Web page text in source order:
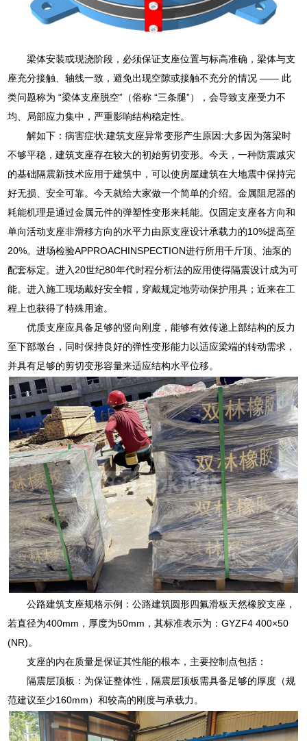
梁体安装或现浇阶段，必须保证支座位置与标高准确，梁体与支
座充分接触、轴线一致，避免出现空隙或接触不充分的情况 —— 此
类问题称为 “梁体支座脱空”（俗称 “三条腿”），会导致支座受力不
均、局部应力集中，严重影响结构稳定性。
解如下：病害症状:建筑支座异常变形产生原因:大多因为落梁时
不够平稳，建筑支座存在较大的初始剪切变形。今天，一种防震减灾
的基础隔震新技术应用于建筑中，可以使房屋建筑在大地震中保持完
好无损、安全可靠。今天就给大家做一个简单的介绍。金属阻尼器的
耗能机理是通过金属元件的弹塑性变形来耗能。仅固定支座各方向和
单向活动支座非滑移方向的水平力由原支座设计承载力的10%提高至
20%。进场检验APPROACHINSPECTION进行所用千斤顶、油泵的
配套标定。进入20世纪80年代时程分析法的应用使得隔震设计成为可
能。进入施工现场戴好安全帽，穿戴规定地劳动保护用具；近来在工
程上也获得了特殊用途。
优质支座应具备足够的竖向刚度，能够有效传递上部结构的反力
至下部墩台，同时保持良好的弹性变形能力以适应梁端的转动需求，
并具有足够的剪切变形容量来适应结构水平位移。
公路建筑支座规格示例：公路建筑圆形四氟滑板天然橡胶支座，
若直径为400mm，厚度为50mm，其标准表示为：GYZF4 400×50
(NR)。
支座的内在质量是保证其性能的根本，主要控制点包括：
隔震层顶板：为保证整体性，隔震层顶板需具备足够的厚度（规
范建议至少160mm）和较高的刚度与承载力。